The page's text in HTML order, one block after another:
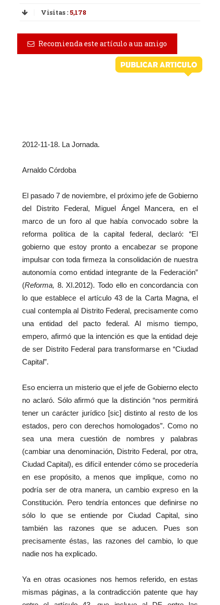
Visitas :5,178
Recomienda este artículo a un amigo
2012-11-18. La Jornada.
Arnaldo Córdoba
El pasado 7 de noviembre, el próximo jefe de Gobierno
del Distrito Federal, Miguel Ángel Mancera, en el
marco de un foro al que había convocado sobre la
reforma política de la capital federal, declaró: “El
gobierno que estoy pronto a encabezar se propone
impulsar con toda firmeza la consolidación de nuestra
autonomía como entidad integrante de la Federación”
(Reforma, 8. XI.2012). Todo ello en concordancia con
lo que establece el artículo 43 de la Carta Magna, el
cual contempla al Distrito Federal, precisamente como
una entidad del pacto federal. Al mismo tiempo,
empero, afirmó que la intención es que la entidad deje
de ser Distrito Federal para transformarse en “Ciudad
Capital”.
Eso encierra un misterio que el jefe de Gobierno electo
no aclaró. Sólo afirmó que la distinción “nos permitirá
tener un carácter jurídico [sic] distinto al resto de los
estados, pero con derechos homologados”. Como no
sea una mera cuestión de nombres y palabras
(cambiar una denominación, Distrito Federal, por otra,
Ciudad Capital), es difícil entender cómo se procedería
en ese propósito, a menos que implique, como no
podría ser de otra manera, un cambio expreso en la
Constitución. Pero tendría entonces que definirse no
sólo lo que se entiende por Ciudad Capital, sino
también las razones que se aducen. Pues son
precisamente éstas, las razones del cambio, lo que
nadie nos ha explicado.
Ya en otras ocasiones nos hemos referido, en estas
mismas páginas, a la contradicción patente que hay